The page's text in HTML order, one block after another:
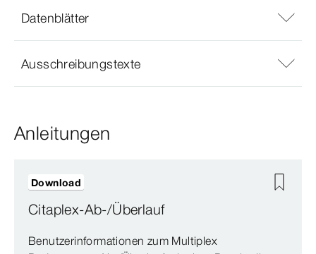
Datenblätter
Ausschreibungstexte
Anleitungen
Citaplex-Ab-/Überlauf
Benutzerinformationen zum Multiplex
Download